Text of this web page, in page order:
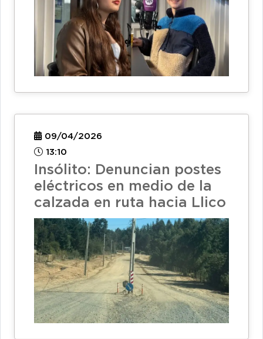
09/04/2026
13:10
Insólito: Denuncian postes
eléctricos en medio de la
calzada en ruta hacia Llico